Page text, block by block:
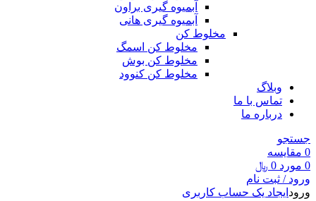
آبمیوه گیری براون
آبمیوه گیری هانی
مخلوط کن
مخلوط کن اسمگ
مخلوط کن بوش
مخلوط کن کنوود
وبلاگ
تماس با ما
درباره ما
جستجو
0 مقايسه
0 مورد 0 ﷼
ورود / ثبت نام
ورود ایجاد یک حساب کاربری